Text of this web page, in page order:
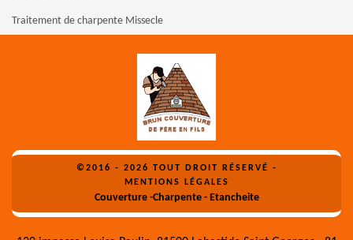
Traitement de charpente Missecle
©2016 - 2026 TOUT DROIT RÉSERVÉ -
MENTIONS LÉGALES
Couverture -Charpente - Etancheite